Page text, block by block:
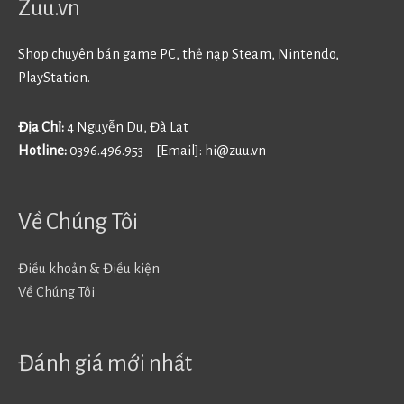
Zuu.vn
Shop chuyên bán game PC, thẻ nạp Steam, Nintendo,
PlayStation.
Địa Chỉ:4 Nguyễn Du, Đà Lạt
Hotline:0396.496.953 – [Email]: hi@zuu.vn
Về Chúng Tôi
Điều khoản & Điều kiện
Về Chúng Tôi
Đánh giá mới nhất